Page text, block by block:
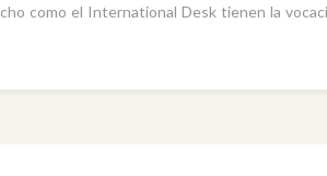
como el International Desk tienen la